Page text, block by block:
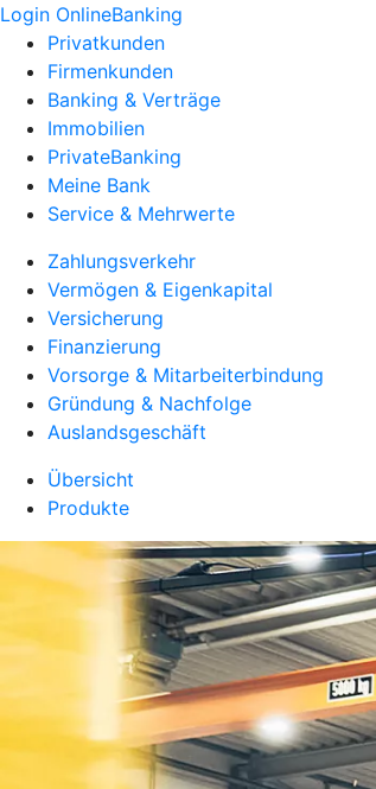
Login OnlineBanking
Privatkunden
Firmenkunden
Banking & Verträge
Immobilien
PrivateBanking
Meine Bank
Service & Mehrwerte
Zahlungsverkehr
Vermögen & Eigenkapital
Versicherung
Finanzierung
Vorsorge & Mitarbeiterbindung
Gründung & Nachfolge
Auslandsgeschäft
Übersicht
Produkte